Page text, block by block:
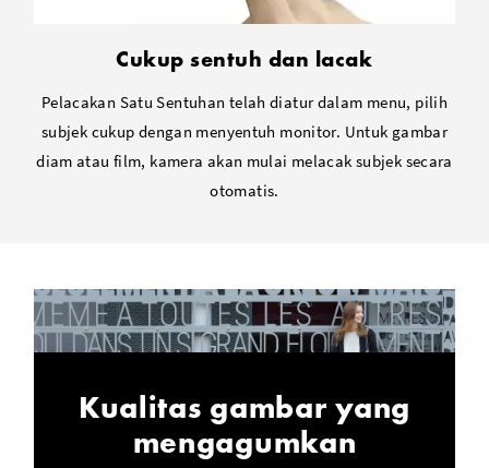
Cukup sentuh dan lacak
Pelacakan Satu Sentuhan telah diatur dalam menu, pilih
subjek cukup dengan menyentuh monitor. Untuk gambar
diam atau film, kamera akan mulai melacak subjek secara
otomatis.
Kualitas gambar yang
mengagumkan